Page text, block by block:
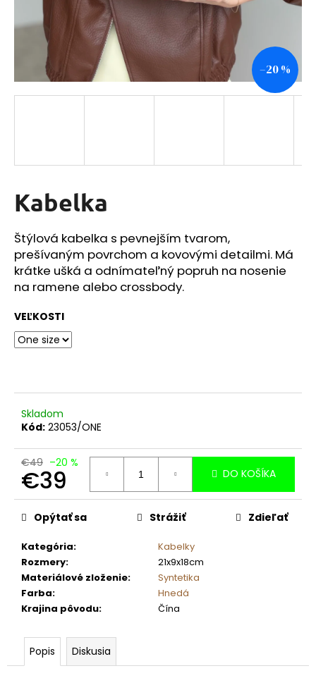
Kabelka
Štýlová kabelka s pevnejším tvarom,
prešívaným povrchom a kovovými detailmi. Má
krátke ušká a odnímateľný popruh na nosenie
na ramene alebo crossbody.
VEĽKOSTI
Skladom
Kód: 23053/ONE
€49 –20 %
€39
Jednotková
cena:
DO KOŠÍKA
Kategória:
Kabelky
Rozmery:
21x9x18cm
Materiálové zloženie:
Syntetika
Farba:
Hnedá
Krajina pôvodu: Čína
Opýtať sa Strážiť Zdieľať
–20 %
Popis Diskusia
?
HĽADAŤ
d
p
o
r
č
a
m